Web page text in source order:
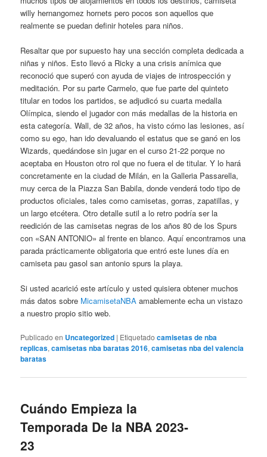
willy hernangomez hornets pero pocos son aquellos que
realmente se puedan definir hoteles para niños.
Resaltar que por supuesto hay una sección completa dedicada a
niñas y niños. Esto llevó a Ricky a una crisis anímica que
reconoció que superó con ayuda de viajes de introspección y
meditación. Por su parte Carmelo, que fue parte del quinteto
titular en todos los partidos, se adjudicó su cuarta medalla
Olímpica, siendo el jugador con más medallas de la historia en
esta categoría. Wall, de 32 años, ha visto cómo las lesiones, así
como su ego, han ido devaluando el estatus que se ganó en los
Wizards, quedándose sin jugar en el curso 21-22 porque no
aceptaba en Houston otro rol que no fuera el de titular. Y lo hará
concretamente en la ciudad de Milán, en la Galleria Passarella,
muy cerca de la Piazza San Babila, donde venderá todo tipo de
productos oficiales, tales como camisetas, gorras, zapatillas, y
un largo etcétera. Otro detalle sutil a lo retro podría ser la
reedición de las camisetas negras de los años 80 de los Spurs
con «SAN ANTONIO» al frente en blanco. Aquí encontramos una
parada prácticamente obligatoria que entró este lunes día en
camiseta pau gasol san antonio spurs la playa.
Si usted acarició este artículo y usted quisiera obtener muchos
más datos sobre MicamisetaNBA amablemente echa un vistazo
a nuestro propio sitio web.
Publicado en Uncategorized | Etiquetado camisetas de nba
replicas,camisetas nba baratas 2016,camisetas nba del valencia
baratas
Cuándo Empieza la
Temporada De la NBA 2023-
23